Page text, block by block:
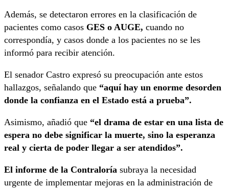
Además, se detectaron errores en la clasificación de
pacientes como casos GES o AUGE, cuando no
correspondía, y casos donde a los pacientes no se les
informó para recibir atención.
El senador Castro expresó su preocupación ante estos
hallazgos, señalando que “aquí hay un enorme desorden
donde la confianza en el Estado está a prueba”.
Asimismo, añadió que “el drama de estar en una lista de
espera no debe significar la muerte, sino la esperanza
real y cierta de poder llegar a ser atendidos”.
El informe de la Contraloría subraya la necesidad
urgente de implementar mejoras en la administración de